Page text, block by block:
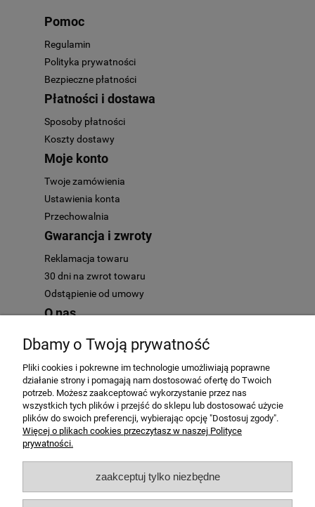
Pomoc
Regulamin
Polityka prywatności
Bezpieczne płatności
Płatności i dostawa
Sposoby płatności
Koszty dostawy
Moje konto
Twoje zamówienia
Ustawienia konta
Przechowalnia
Gwarancja i zwroty
Reklamacja towaru
30 dni na zwrot towaru
Odstąpienie od umowy
O nas
O nas
AutoMotoHit.pl - to najlepszy motoryzacyjny klub zakupowy. Mamy
tylko przedmioty najwyższej jakości. Zapraszamy każdego fana
motocykli i samochodów - motoryzacja to nasze hobby!
Dbamy o Twoją prywatność
Pliki cookies i pokrewne im technologie umożliwiają poprawne
działanie strony i pomagają nam dostosować ofertę do Twoich
potrzeb. Możesz zaakceptować wykorzystanie przez nas
wszystkich tych plików i przejść do sklepu lub dostosować użycie
plików do swoich preferencji, wybierając opcję "Dostosuj zgody".
Więcej o plikach cookies przeczytasz w naszej Polityce
prywatności.
zaakceptuj tylko niezbędne